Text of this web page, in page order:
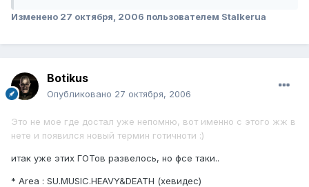
Изменено 27 октября, 2006 пользователем Stalkerua
Botikus
Опубликовано 27 октября, 2006
Это не мое где достал уже непомню, вот именно с этого жж в
нете и появился новый термин готичноти :)
итак уже этих ГОТов развелось, но фсе таки..
* Area : SU.MUSIC.HEAVY&DEATH (хевидес)